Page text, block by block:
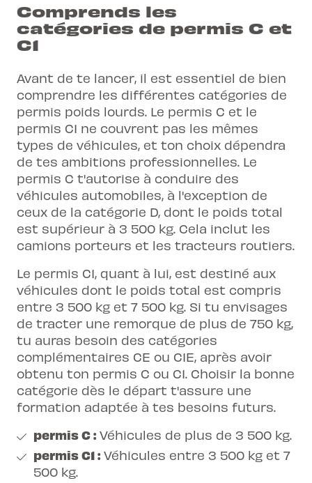
Comprends les
catégories de permis C et
C1
Avant de te lancer, il est essentiel de bien
comprendre les différentes catégories de
permis poids lourds. Le permis C et le
permis C1 ne couvrent pas les mêmes
types de véhicules, et ton choix dépendra
de tes ambitions professionnelles. Le
permis C t'autorise à conduire des
véhicules automobiles, à l'exception de
ceux de la catégorie D, dont le poids total
est supérieur à 3 500 kg. Cela inclut les
camions porteurs et les tracteurs routiers.
Le permis C1, quant à lui, est destiné aux
véhicules dont le poids total est compris
entre 3 500 kg et 7 500 kg. Si tu envisages
de tracter une remorque de plus de 750 kg,
tu auras besoin des catégories
complémentaires CE ou C1E, après avoir
obtenu ton permis C ou C1. Choisir la bonne
catégorie dès le départ t'assure une
formation adaptée à tes besoins futurs.
permis C : Véhicules de plus de 3 500 kg.
permis C1 : Véhicules entre 3 500 kg et 7
500 kg.